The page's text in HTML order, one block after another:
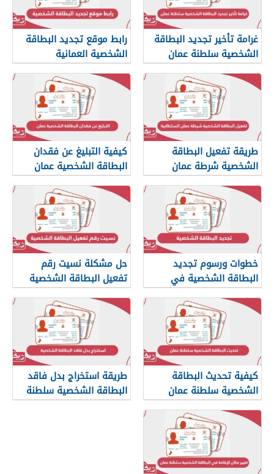
غرامة تأخير تجديد البطاقة
الشخصية سلطنة عمان
رابط موقع تجديد البطاقة
الشخصية العمانية
rop.gov.om
طريقة تفعيل البطاقة
الشخصية شرطة عمان
السلطانية
كيفية التبليغ عن فقدان
البطاقة الشخصية عمان
خطوات ورسوم تجديد
البطاقة الشخصية في
سلطنة عمان
حل مشكلة نسيت رقم
تفعيل البطاقة الشخصية
سلطنة عمان
كيفية تحديث البطاقة
الشخصية سلطنة عمان
طريقة استخراج بدل فاقد
البطاقة الشخصية سلطنة
عمان